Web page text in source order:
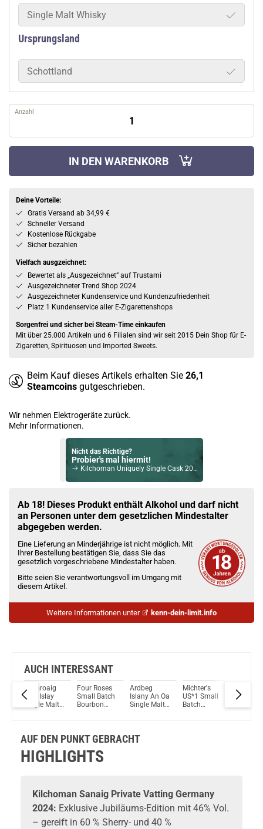
Single Malt Whisky
Ursprungsland
Schottland
Anzahl
IN DEN WARENKORB
Deine Vorteile:
Gratis Versand ab 34,99 €
Schneller Versand
Kostenlose Rückgabe
Sicher bezahlen
Vielfach ausgzeichnet:
Bewertet als „Ausgezeichnet” auf Trustami
Ausgezeichneter Trend Shop 2024
Ausgezeichneter Kundenservice und Kundenzufriedenheit
Platz 1 Kundenservice aller E-Zigarettenshops
Sorgenfrei und sicher bei Steam-Time einkaufen
Mit über 25.000 Artikeln und 6 Filialen sind wir seit 2015 Dein Shop für E-
Zigaretten, Spirituosen und Imported Sweets.
Beim Kauf dieses Artikels erhalten Sie 26,1
Steamcoins gutgeschrieben.
Wir nehmen Elektrogeräte zurück.
Mehr Informationen.
Nicht das Richtige?
Probier's mal hiermit!
Kilchoman Uniquely Single Cask 2014 Islay Single Malt Scotch Whisky 53,6% Vol. 700ml
Check das mal!
Edradour 2012/2023 11 Jahre Whisky Sauvignon Cask #1001 St. Michael Eppan 48,2% Vol. 700ml
Du willst Kröten sparen?
Schau mal hier!
Asvape Touch Pod System 1,5ml 500mAh Kit Gold
Ab 18! Dieses Produkt enthält Alkohol und darf nicht
an Personen unter dem gesetzlichen Mindestalter
abgegeben werden.
Eine Lieferung an Minderjährige ist nicht möglich. Mit
Ihrer Bestellung bestätigen Sie, dass Sie das
gesetzlich vorgeschriebene Mindestalter haben.
Bitte seien Sie verantwortungsvoll im Umgang mit
diesem Artikel.
Weitere Informationen unter kenn-dein-limit.info
AUCH INTERESSANT
Laphroaig
Lore Islay
Single Malt
Four Roses
Small Batch
Bourbon
Ardbeg
Islany An Oa
Single Malt
700ml
Michter's
US*1 Small
Batch
Black
AUF DEN PUNKT GEBRACHT
HIGHLIGHTS
Kilchoman Sanaig Private Vatting Germany
2024: Exklusive Jubiläums-Edition mit 46% Vol.
– gereift in 60 % Sherry- und 40 %